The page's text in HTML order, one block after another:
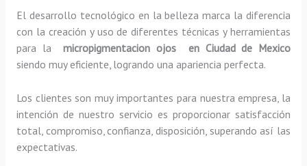
El desarrollo tecnológico en la belleza marca la diferencia
con la creación y uso de diferentes técnicas y herramientas
para lamicropigmentacion ojos en Ciudad de Mexico
siendo muy eficiente, logrando una apariencia perfecta.
Los clientes son muy importantes para nuestra empresa, la
intención de nuestro servicio es proporcionar satisfacción
total, compromiso, confianza, disposición, superando así las
expectativas.